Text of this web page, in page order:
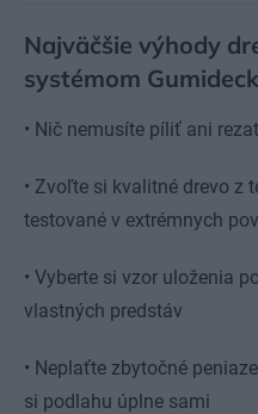
Najväčšie výhody
systémom Gumideck
• Nič nemusíte píliť ani
• Zvoľte si kvalitné drevo z
testované v extrémnych
• Vyberte si vzor uloženia
vlastných predstáv
• Neplaťte zbytočné
si podlahu úplne sami